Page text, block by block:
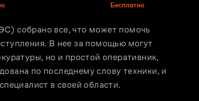
Бесплатно
собрано все, что может помочь
В нее за помощью могут
но и простой оперативник,
по последнему слову техники, и
в своей области.